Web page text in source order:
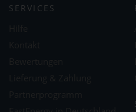
SERVICES